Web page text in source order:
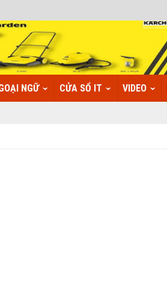
NGỮ CỬA SỔ IT VIDEO